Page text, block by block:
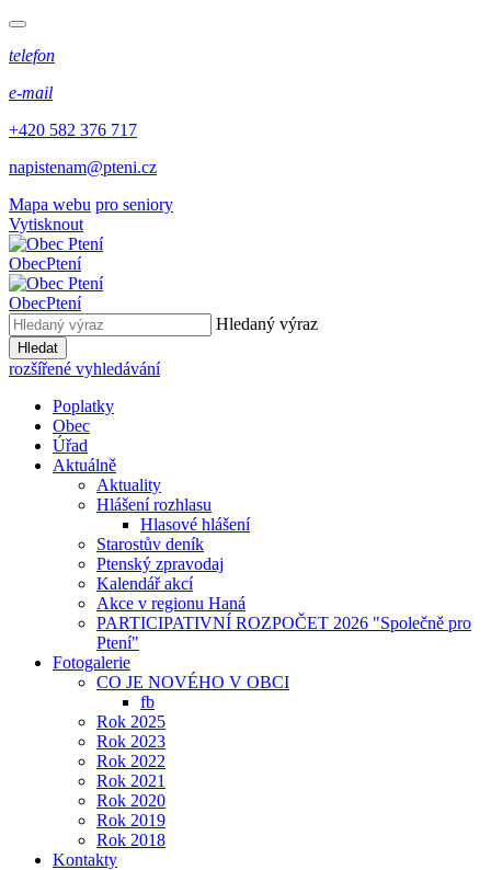
telefon
e-mail
+420 582 376 717
napistenam@pteni.cz
Mapa webu pro seniory
Vytisknout
ObecPtení
ObecPtení
Hledaný výraz
Hledat
rozšířené vyhledávání
Poplatky
Obec
Úřad
Aktuálně
Aktuality
Hlášení rozhlasu
Hlasové hlášení
Starostův deník
Ptenský zpravodaj
Kalendář akcí
Akce v regionu Haná
PARTICIPATIVNÍ ROZPOČET 2026 "Společně pro
Ptení"
Fotogalerie
CO JE NOVÉHO V OBCI
fb
Rok 2025
Rok 2023
Rok 2022
Rok 2021
Rok 2020
Rok 2019
Rok 2018
Kontakty